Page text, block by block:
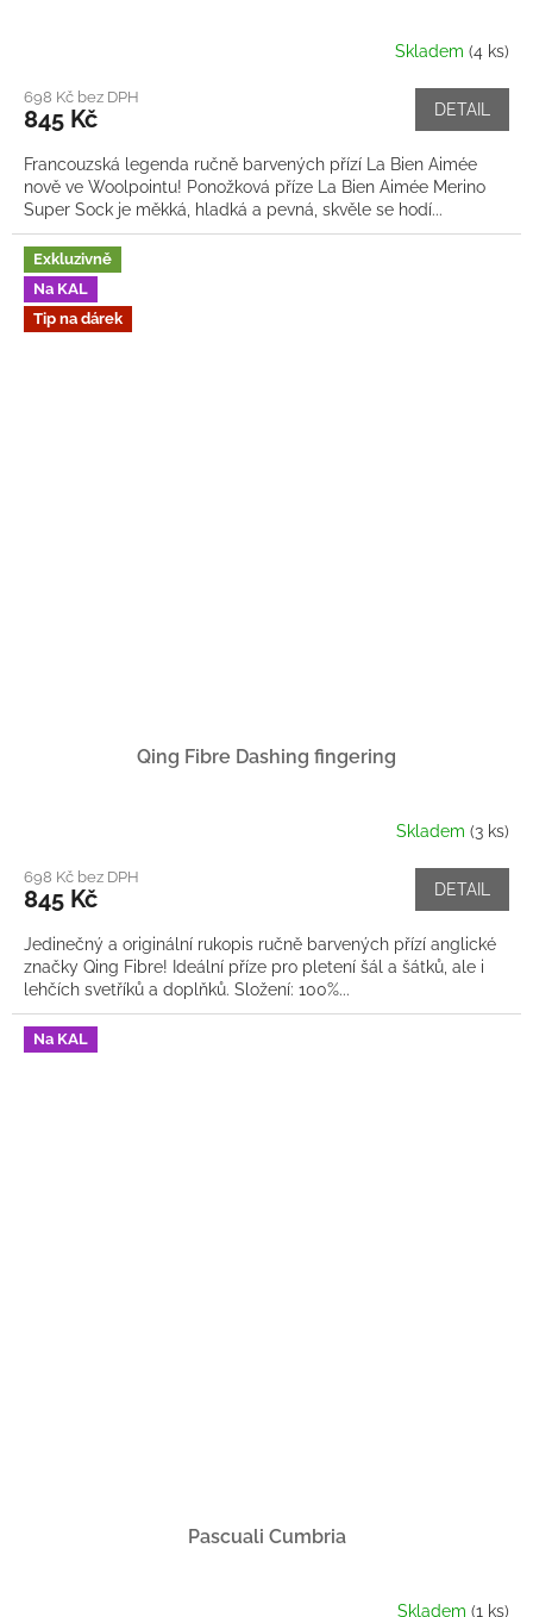
Skladem (4 ks)
698 Kč bez DPH
845 Kč DETAIL
Francouzská legenda ručně barvených přízí La Bien Aimée
nově ve Woolpointu! Ponožková příze La Bien Aimée Merino
Super Sock je měkká, hladká a pevná, skvěle se hodí...
Exkluzivně
Na KAL
Tip na dárek
Qing Fibre Dashing fingering
Skladem (3 ks)
698 Kč bez DPH
845 Kč DETAIL
Jedinečný a originální rukopis ručně barvených přízí anglické
značky Qing Fibre! Ideální příze pro pletení šál a šátků, ale i
lehčích svetříků a doplňků. Složení: 100%...
Na KAL
Pascuali Cumbria
Skladem (1 ks)